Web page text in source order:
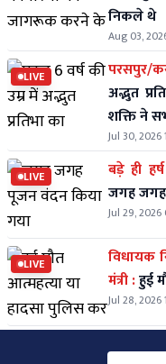
निकले थे
Aug 03,
LIVE
अद्भुत
शक्ति ने
Jul 30, 2026
LIVE
जगह
Jul 29,
LIVE
विधायक
मंत्री :हुई
Jul 28, 2026